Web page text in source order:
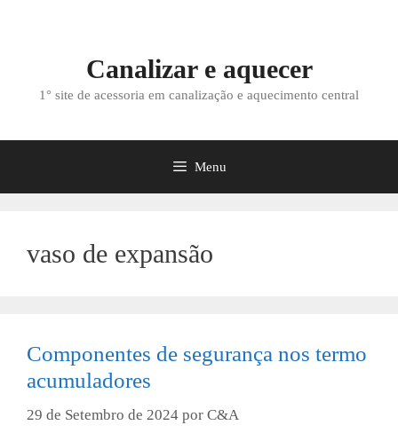
Canalizar e aquecer
1° site de acessoria em canalização e aquecimento central
Menu
vaso de expansão
Componentes de segurança nos termo
acumuladores
29 de Setembro de 2024 por C&A